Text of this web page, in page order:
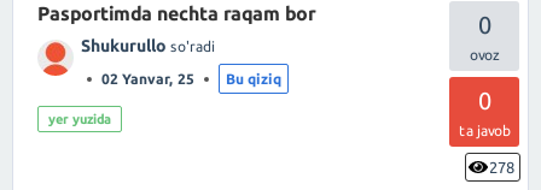
0
0
ta javob
278
Pasportimda nechta raqam bor
Shukurullo so'radi
02 Yanvar, 25 Bu qiziq
yer yuzida